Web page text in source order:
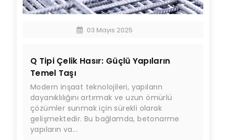
03 Mayıs 2025
Q Tipi Çelik Hasır: Güçlü Yapıların
Temel Taşı
Modern inşaat teknolojileri, yapıların
dayanıklılığını artırmak ve uzun ömürlü
çözümler sunmak için sürekli olarak
gelişmektedir. Bu bağlamda, betonarme
yapıların va...